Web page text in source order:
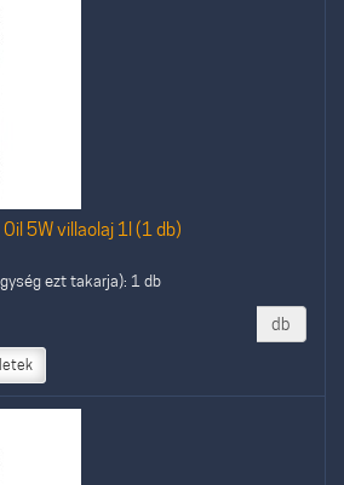
5W villaolaj 1l (1 db)
ezt takarja): 1 db
db